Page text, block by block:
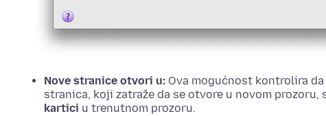
Nove stranice otvori u: Ova mogućnost kontrolira
stranica, koji zatraže da se otvore u novom prozoru,
kartici u trenutnom prozoru.